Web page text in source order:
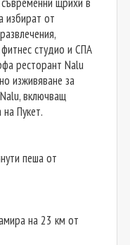
избират от
студио и СПА
ресторант Nalu
изживяване за
включващ
Пукет.
пеша от
на 23 км от